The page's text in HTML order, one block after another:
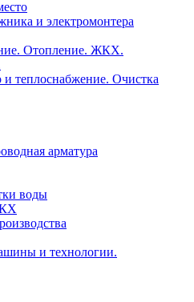
и электромонтера
Отопление. ЖКХ.
теплоснабжение. Очистка
арматура
воды
и технологии.